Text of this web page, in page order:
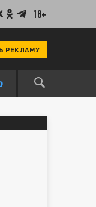
18+
РЕКЛАМУ